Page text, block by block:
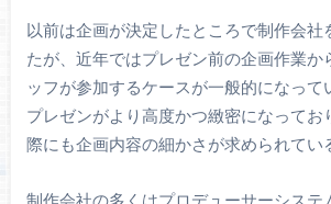
以前は企画が決定したところで制作会社
たが、近年ではプレゼン前の企画作業か
ッフが参加するケースが一般的になって
プレゼンがより高度かつ緻密になってお
際にも企画内容の細かさが求められてい
制作会社の多くはプロデューサーシステ